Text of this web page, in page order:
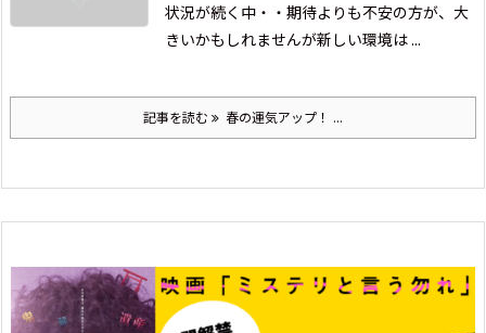
状況が続く中・・ 期待よりも不安の方が、大
きいかもしれませんが新しい環境は ...
記事を読む 春の運気アップ！ ...